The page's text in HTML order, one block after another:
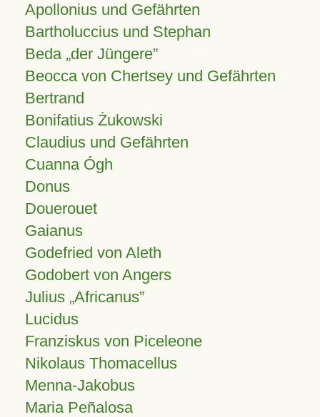
Apollonius und Gefährten
Bartholuccius und Stephan
Beda „der Jüngere”
Beocca von Chertsey und Gefährten
Bertrand
Bonifatius Żukowski
Claudius und Gefährten
Cuanna Ógh
Donus
Douerouet
Gaianus
Godefried von Aleth
Godobert von Angers
Julius Africanus
Lucidus
Franziskus von Piceleone
Nikolaus Thomacellus
Menna-Jakobus
Maria Peñalosa